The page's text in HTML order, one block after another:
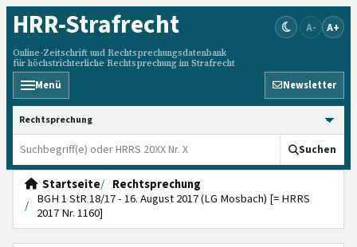
HRR-Strafrecht
Online-Zeitschrift und Rechtsprechungsdatenbank
für höchstrichterliche Rechtsprechung im Strafrecht
A- A+
Menü Newsletter
HRRS durchsuchen
Suchen
Startseite
Rechtsprechung
BGH 1 StR 18/17 - 16. August 2017 (LG Mosbach) [= HRRS
2017 Nr. 1160]